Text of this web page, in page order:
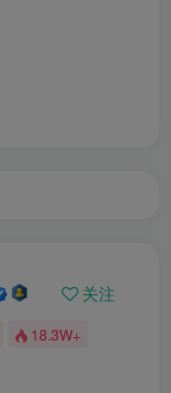
关注
18.3W+